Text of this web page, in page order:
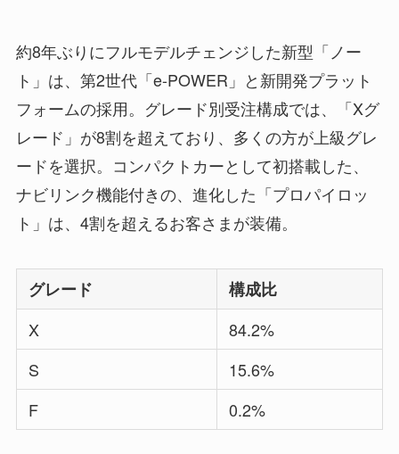
約8年ぶりにフルモデルチェンジした新型「ノー
ト」は、第2世代「e-POWER」と新開発プラット
フォームの採用。グレード別受注構成では、「Xグ
レード」が8割を超えており、多くの方が上級グレ
ードを選択。コンパクトカーとして初搭載した、
ナビリンク機能付きの、進化した「プロパイロッ
ト」は、4割を超えるお客さまが装備。
グレード
構成比
X
84.2%
S
15.6%
F
0.2%